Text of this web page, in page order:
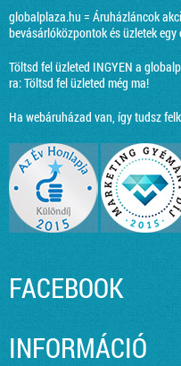
globalplaza.hu = Áruházláncok
bevásárlóközpontok és üzletek
Töltsd fel üzleted INGYEN a
ra:Töltsd fel üzleted még ma!
Ha webáruházad van, így tudsz
FACEBOOK
INFORMÁCIÓ